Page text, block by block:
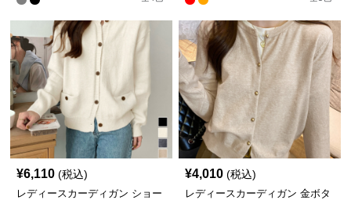
¥6,110 (税込)
レディースカーディガン ショー
¥4,010 (税込)
レディースカーディガン 金ボタ